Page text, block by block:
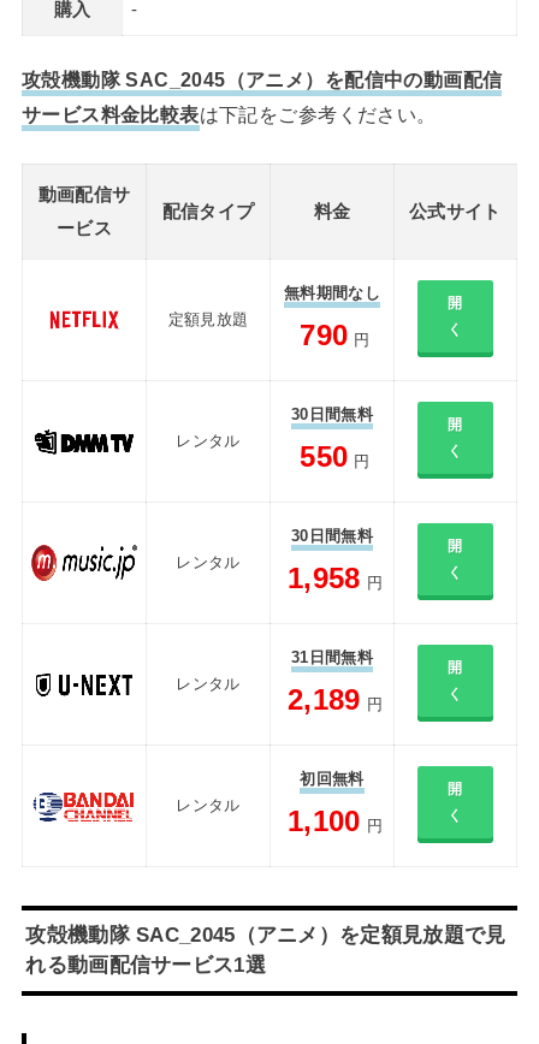
購入 -
攻殻機動隊 SAC_2045（アニメ）を配信中の動画配信
サービス料金比較表は下記をご参考ください。
動画配信サ
ービス
配信タイプ 料金 公式サイト
定額見放題
無料期間なし
790 円
開
く
レンタル
30日間無料
550 円
開
く
レンタル
30日間無料
1,958 円
開
く
レンタル
31日間無料
2,189 円
開
く
レンタル
初回無料
1,100 円
開
く
攻殻機動隊 SAC_2045（アニメ）を定額見放題で見
れる動画配信サービス1選